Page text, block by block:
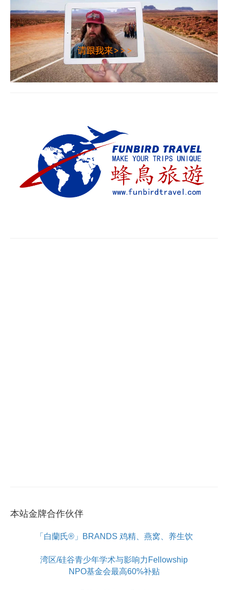
本站金牌合作伙伴
「白蘭氏®」BRANDS 鸡精、燕窝、养生饮
湾区/硅谷青少年学术与影响力Fellowship
NPO基金会最高60%补贴